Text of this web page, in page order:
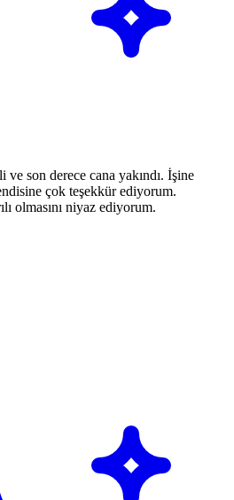
son derece cana yakındı. İşine
çok teşekkür ediyorum.
olmasını niyaz ediyorum.